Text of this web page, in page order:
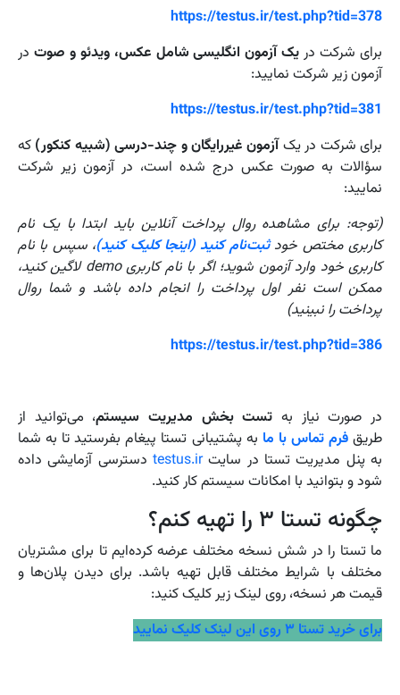
https://testus.ir/test.php?tid=378
برای شرکت در یک آزمون انگلیسی شامل عکس، ویدئو و صوت در
آزمون زیر شرکت نمایید:
https://testus.ir/test.php?tid=381
برای شرکت در یکآزمون غیررایگان و چند-درسی (شبیه کنکور) که
سؤالات به صورت عکس درج شده است، در آزمون زیر شرکت
نمایید:
(توجه: برای مشاهده روال پرداخت آنلاین باید ابتدا با یک نام
کاربری مختص خود ثبت‌نام کنید (اینجا کلیک کنید)، سپس با نام
کاربری خود وارد آزمون شوید؛ اگر با نام کاربری demo لاگین کنید،
ممکن است نفر اول پرداخت را انجام داده باشد و شما روال
پرداخت را نبینید)
https://testus.ir/test.php?tid=386
در صورت نیاز به تست بخش مدیریت سیستم، می‌توانید از
طریق فرم تماس با ما به پشتیبانی تستا پیغام بفرستید تا به شما
به پنل مدیریت تستا در سایتtestus.ir دسترسی آزمایشی داده
شود و بتوانید با امکانات سیستم کار کنید.
چگونه تستا ۳ را تهیه کنم؟
ما تستا را در شش نسخه مختلف عرضه کرده‌ایم تا برای مشتریان
مختلف با شرایط مختلف قابل تهیه باشد. برای دیدن پلان‌ها و
قیمت هر نسخه، روی لینک زیر کلیک کنید:
برای خرید تستا ۳ روی این لینک کلیک نمایید